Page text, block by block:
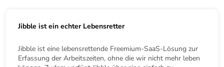
Jibble ist ein echter Lebensretter
Jibble ist eine lebensrettende Freemium-SaaS-Lösung zur
Erfassung der Arbeitszeiten, ohne die wir nicht mehr leben